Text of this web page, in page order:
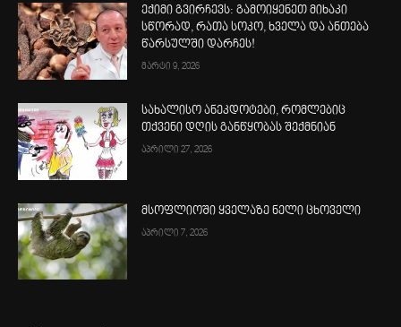
ექიმი გვირჩევს: გამოიყენეთ მიხაკი
სწორად, რათა სოკო, ხველა და ანთება
წარსულში დარჩეს!
მარტი 9, 2026
სახალისო ანეკდოტები, რომლებიც
თქვენი დღის განწყობას შექმნიან
აპრილი 27, 2026
მსოფლიოში ყველაზე ნელი ცხოველი
აპრილი 7, 2026